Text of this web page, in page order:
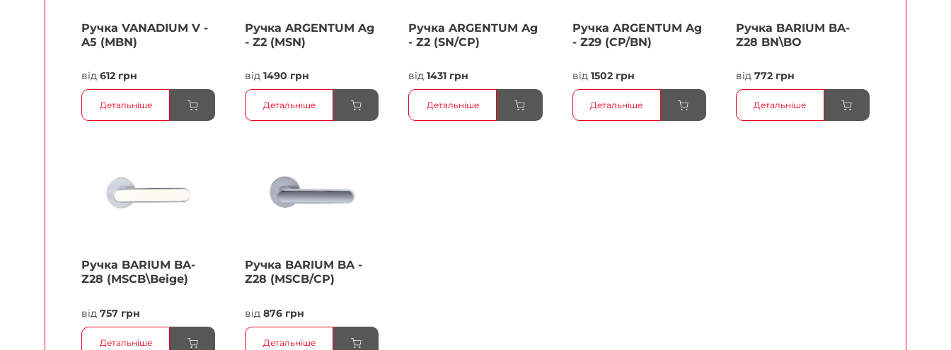
Ручка VANADIUM V -
A5 (MBN)
від 612 грн
Детальніше
Ручка ARGENTUM Ag
- Z2 (MSN)
від1490 грн
Детальніше
Ручка ARGENTUM Ag
- Z2 (SN/CP)
від1431 грн
Детальніше
Ручка ARGENTUM Ag
- Z29 (CP/BN)
від 1502 грн
Детальніше
Ручка BARIUM BA-
Z28 BN\BO
від 772 грн
Детальніше
Ручка BARIUM BA-
Z28 (MSCB\Beige)
від 757 грн
Детальніше
Ручка BARIUM BA -
Z28 (MSCB/CP)
від876 грн
Детальніше